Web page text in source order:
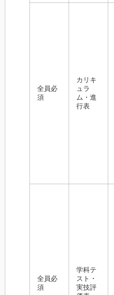
全員必
須
カリキ
ュラ
ム・進
行表
全員必
須
学科テ
スト・
実技評